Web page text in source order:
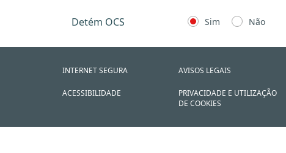
Detém OCS Sim Não
INTERNET SEGURA
ACESSIBILIDADE
AVISOS LEGAIS
PRIVACIDADE E UTILIZAÇÃO
DE COOKIES